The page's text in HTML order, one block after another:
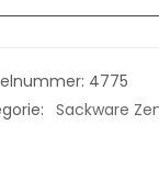
4775
Sackware